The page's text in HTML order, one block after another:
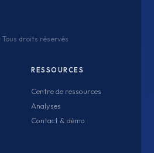
Tous droits réservés
RESSOURCES
Centre de ressources
Analyses
Contact & démo